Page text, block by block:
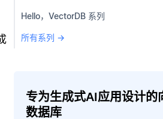
Hello，VectorDB 系列
所有系列 →
专为生成式AI应用设计的
数据库